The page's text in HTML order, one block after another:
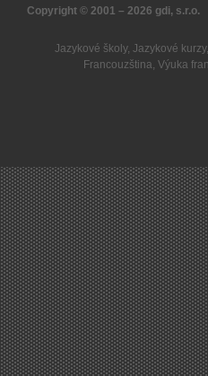
Copyright © 2001 – 2026 gdi, s.r.o.
Jazykové školy, Jazykové kurzy,
Francouzština,Výuka